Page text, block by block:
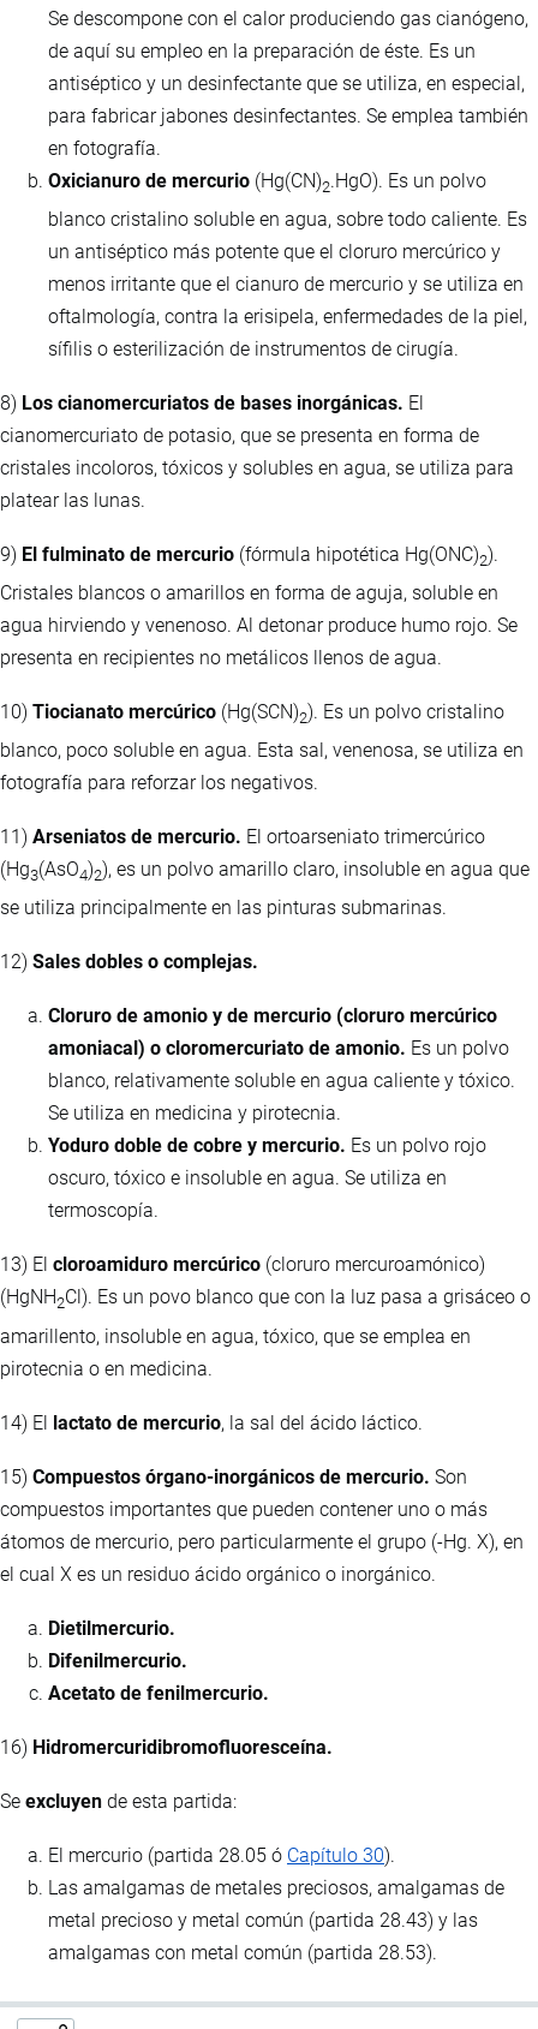
Se descompone con el calor produciendo gas cianógeno,
de aquí su empleo en la preparación de éste. Es un
antiséptico y un desinfectante que se utiliza, en especial,
para fabricar jabones desinfectantes. Se emplea también
en fotografía.
Oxicianuro de mercurio (Hg(CN)2.HgO). Es un polvo
blanco cristalino soluble en agua, sobre todo caliente. Es
un antiséptico más potente que el cloruro mercúrico y
menos irritante que el cianuro de mercurio y se utiliza en
oftalmología, contra la erisipela, enfermedades de la piel,
sífilis o esterilización de instrumentos de cirugía.
8) Los cianomercuriatos de bases inorgánicas. El
cianomercuriato de potasio, que se presenta en forma de
cristales incoloros, tóxicos y solubles en agua, se utiliza para
platear las lunas.
9) El fulminato de mercurio (fórmula hipotética Hg(ONC)2).
Cristales blancos o amarillos en forma de aguja, soluble en
agua hirviendo y venenoso. Al detonar produce humo rojo. Se
presenta en recipientes no metálicos llenos de agua.
10) Tiocianato mercúrico (Hg(SCN)2). Es un polvo cristalino
blanco, poco soluble en agua. Esta sal, venenosa, se utiliza en
fotografía para reforzar los negativos.
11) Arseniatos de mercurio. El ortoarseniato trimercúrico
(Hg3(AsO4)2), es un polvo amarillo claro, insoluble en agua que
se utiliza principalmente en las pinturas submarinas.
12) Sales dobles o complejas.
Cloruro de amonio y de mercurio (cloruro mercúrico
amoniacal) o cloromercuriato de amonio. Es un polvo
blanco, relativamente soluble en agua caliente y tóxico.
Se utiliza en medicina y pirotecnia.
Yoduro doble de cobre y mercurio. Es un polvo rojo
oscuro, tóxico e insoluble en agua. Se utiliza en
termoscopía.
13) El cloroamiduro mercúrico (cloruro mercuroamónico)
(HgNH2Cl). Es un povo blanco que con la luz pasa a grisáceo o
amarillento, insoluble en agua, tóxico, que se emplea en
pirotecnia o en medicina.
14) El lactato de mercurio, la sal del ácido láctico.
15) Compuestos órgano-inorgánicos de mercurio. Son
compuestos importantes que pueden contener uno o más
átomos de mercurio, pero particularmente el grupo (-Hg. X), en
el cual X es un residuo ácido orgánico o inorgánico.
Dietilmercurio.
Difenilmercurio.
Acetato de fenilmercurio.
16) Hidromercuridibromofluoresceína.
Se excluyen de esta partida:
El mercurio (partida 28.05 ó Capítulo 30).
Las amalgamas de metales preciosos, amalgamas de
metal precioso y metal común (partida 28.43) y las
amalgamas con metal común (partida 28.53).